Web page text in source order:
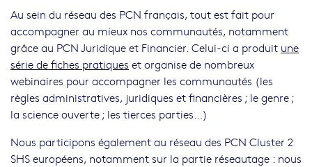
Au sein du réseau des PCN français, tout est fait pour
accompagner au mieux nos communautés, notamment
grâce au PCN Juridique et Financier. Celui-ci a produit une
série de fiches pratiques et organise de nombreux
webinaires pour accompagner les communautés (les
règles administratives, juridiques et financières ; le genre ;
la science ouverte ; les tierces parties…)
Nous participons également au réseau des PCN Cluster 2
SHS européens, notamment sur la partie réseautage : nous